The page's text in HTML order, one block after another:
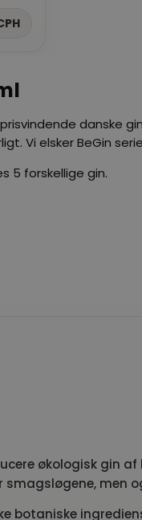
danske
Vi elsker BeGin
5 forskellige gin.
økologisk gin
smagsløgene, men
botaniske